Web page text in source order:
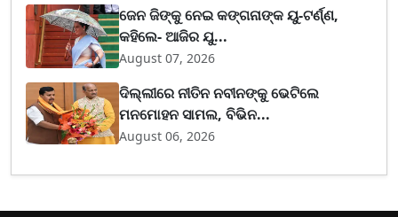
ଜେନ ଜିଙ୍କୁ ନେଇ କଙ୍ଗନାଙ୍କ ୟୁ-ଟର୍ଣ୍ଣ,
କହିଲେ- ଆଜିର ଯୁ...
August 07, 2026
ଦିଲ୍ଲୀରେ ନୀତିନ ନବୀନଙ୍କୁ ଭେଟିଲେ
ମନମୋହନ ସାମଲ, ବିଭିନ...
August 06, 2026